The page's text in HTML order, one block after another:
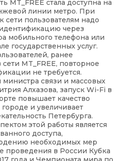
MT_FREE стала доступна на
линии метро. При
пользователям надо
через
мобильного телефона или
государственных услуг.
ранее
MT_FREE, повторное
не требуется.
министра связи и массовых
Алхазова, запуск Wi-Fi в
повышает качество
и увеличивает
Петербурга.
этой работы является
доступа,
необходимых мер
проведения в России Кубка